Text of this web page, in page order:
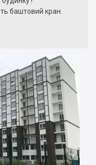
баштовий кран.